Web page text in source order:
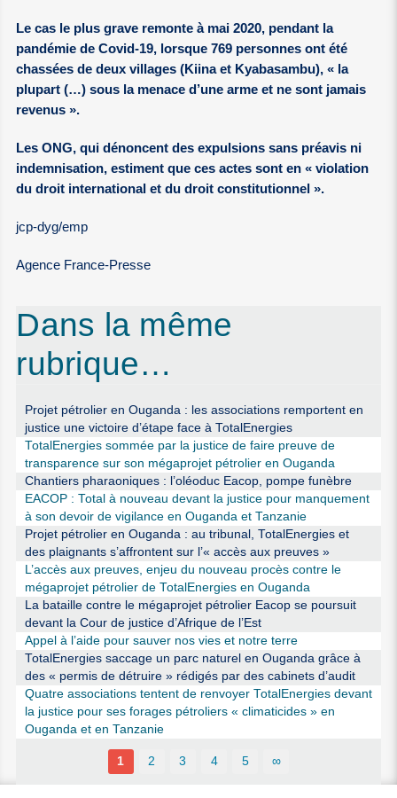
Le cas le plus grave remonte à mai 2020, pendant la
pandémie de Covid-19, lorsque 769 personnes ont été
chassées de deux villages (Kiina et Kyabasambu), « la
plupart (…) sous la menace d’une arme et ne sont jamais
revenus ».
Les ONG, qui dénoncent des expulsions sans préavis ni
indemnisation, estiment que ces actes sont en « violation
du droit international et du droit constitutionnel ».
jcp-dyg/emp
Agence France-Presse
Dans la même
rubrique…
Projet pétrolier en Ouganda : les associations remportent en
justice une victoire d’étape face à TotalEnergies
TotalEnergies sommée par la justice de faire preuve de
transparence sur son mégaprojet pétrolier en Ouganda
Chantiers pharaoniques : l’oléoduc Eacop, pompe funèbre
EACOP : Total à nouveau devant la justice pour manquement
à son devoir de vigilance en Ouganda et Tanzanie
Projet pétrolier en Ouganda : au tribunal, TotalEnergies et
des plaignants s’affrontent sur l’« accès aux preuves »
L’accès aux preuves, enjeu du nouveau procès contre le
mégaprojet pétrolier de TotalEnergies en Ouganda
La bataille contre le mégaprojet pétrolier Eacop se poursuit
devant la Cour de justice d’Afrique de l’Est
Appel à l’aide pour sauver nos vies et notre terre
TotalEnergies saccage un parc naturel en Ouganda grâce à
des « permis de détruire » rédigés par des cabinets d’audit
Quatre associations tentent de renvoyer TotalEnergies devant
la justice pour ses forages pétroliers « climaticides » en
Ouganda et en Tanzanie
1 2 3 4 5 ∞